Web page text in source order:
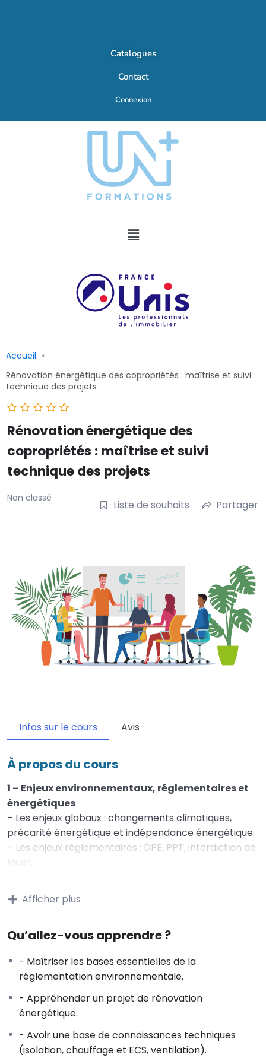
Catalogues
Contact
Connexion
Accueil
Rénovation énergétique des copropriétés : maîtrise et suivi
technique des projets
Rénovation énergétique des
copropriétés : maîtrise et suivi
technique des projets
Non classé
Liste de souhaits Partager
Infos sur le cours Avis
À propos du cours
1 – Enjeux environnementaux, réglementaires et
énergétiques
– Les enjeux globaux : changements climatiques,
précarité énergétique et indépendance énergétique.
– Les enjeux réglementaires : DPE, PPT, interdiction de
louer.
bâtiment, économies d’énergie, valeur verte / décote
grise, conformité réglementaire.
d’énergie du secteur bâtiment et objectif d’un parc
– Consommation d’énergie d’un bâtiment ;
rénovation globale et performante
2 – Connaître le rôle des différents acteurs à
l’acte de construire
– Le maître d‘ouvrage, le maître d’ouvrage délégué,
l’assistant au maître d’ouvrage.
Afficher plus
Qu’allez-vous apprendre ?
- Maîtriser les bases essentielles de la
réglementation environnementale.
- Appréhender un projet de rénovation
énergétique.
- Avoir une base de connaissances techniques
(isolation, chauffage et ECS, ventilation).